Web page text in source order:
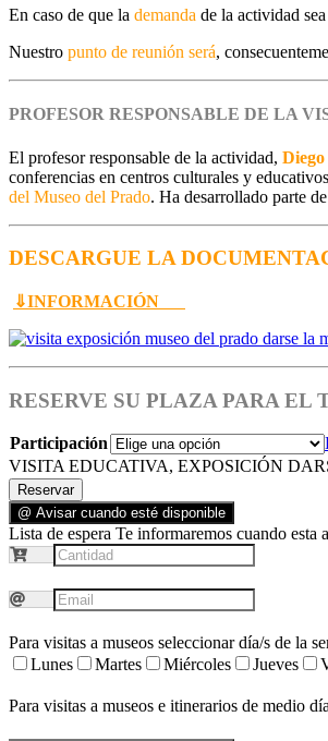
En caso de que la demanda de la actividad sea
Nuestro punto de reunión será,
PROFESOR RESPONSABLE DE LA
El profesor responsable de la actividad,
conferencias en centros culturales y
del Museo del Prado. Ha desarrollado parte
DESCARGUE LA
⇓INFORMACIÓN
RESERVE SU PLAZA PARA EL
Participación
VISITA EDUCATIVA, EXPOSICIÓN
Reservar
@ Avisar cuando esté disponible
Lista de espera Te informaremos cuando esta
Para visitas a museos seleccionar día/s de la
Lunes
Martes Miércoles Jueves
Para visitas a museos e itinerarios de medio